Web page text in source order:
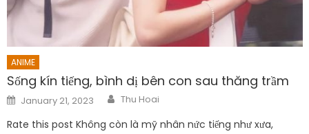
ANIME
Sống kín tiếng, bình dị bên con sau thăng trầm
Posted
on
January 21, 2023 Author
Thu Hoai
Rate this post Không còn là mỹ nhân nức tiếng như xưa,